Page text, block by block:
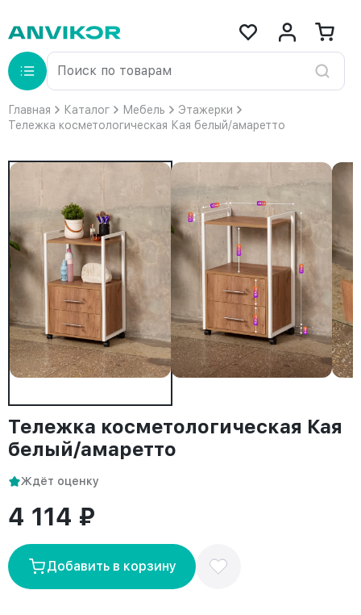
Главная Каталог Мебель
Этажерки
Тележка косметологическая Кая белый/амаретто
Тележка косметологическая Кая
белый/амаретто
Ждёт оценку
4 114 ₽
Добавить в корзину